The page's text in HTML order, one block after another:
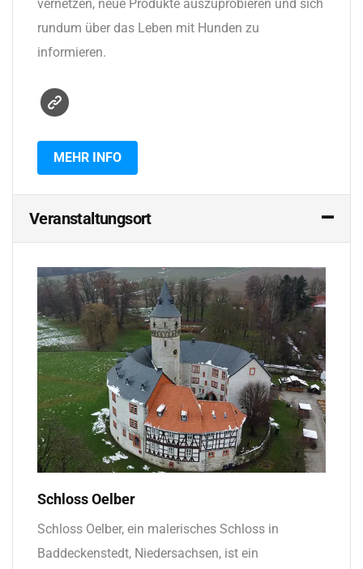
vernetzen, neue Produkte auszuprobieren und sich
rundum über das Leben mit Hunden zu
informieren.
MEHR INFO
Veranstaltungsort
Schloss Oelber
Schloss Oelber, ein malerisches Schloss in
Baddeckenstedt, Niedersachsen, ist ein